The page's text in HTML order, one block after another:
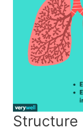
Structure